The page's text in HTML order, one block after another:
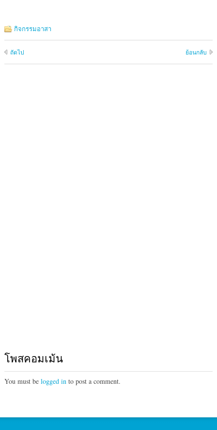
กิจกรรมอาสา
ถัดไป ย้อนกลับ
โพสคอมเม้น
You must be logged into post a comment.